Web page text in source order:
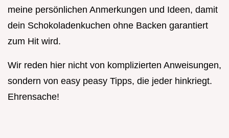
meine persönlichen Anmerkungen und Ideen, damit
dein Schokoladenkuchen ohne Backen garantiert
zum Hit wird.
Wir reden hier nicht von komplizierten Anweisungen,
sondern von easy peasy Tipps, die jeder hinkriegt.
Ehrensache!